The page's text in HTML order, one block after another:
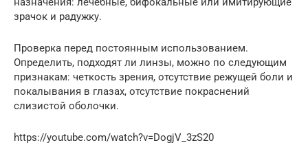
зрачок и радужку.
Проверка перед постоянным использованием.
Определить, подходят ли линзы, можно по следующим
признакам: четкость зрения, отсутствие режущей боли и
покалывания в глазах, отсутствие покраснений
слизистой оболочки.
https://youtube.com/watch?v=DogjV_3zS20